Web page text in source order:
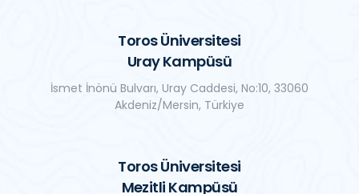
Toros Üniversitesi
Uray Kampüsü
İsmet İnönü Bulvarı, Uray Caddesi, No:10, 33060
Akdeniz/Mersin, Türkiye
Toros Üniversitesi
Mezitli Kampüsü